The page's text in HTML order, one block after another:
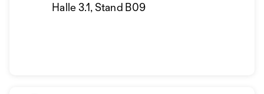
Halle 3.1, Stand B09